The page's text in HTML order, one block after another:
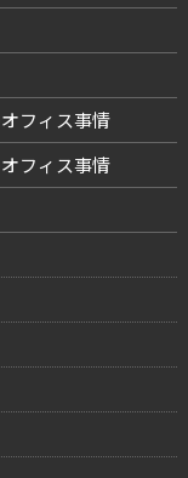
フィス事情
フィス事情